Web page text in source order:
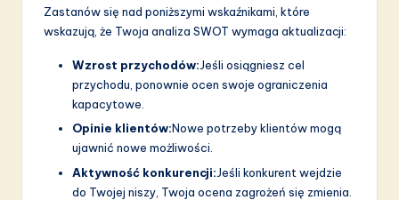
Zastanów się nad poniższymi wskaźnikami, które
wskazują, że Twoja analiza SWOT wymaga aktualizacji:
Wzrost przychodów:Jeśli osiągniesz cel
przychodu, ponownie ocen swoje ograniczenia
kapacytowe.
Opinie klientów:Nowe potrzeby klientów mogą
ujawnić nowe możliwości.
Aktywność konkurencji:Jeśli konkurent wejdzie
do Twojej niszy, Twoja ocena zagrożeń się zmienia.